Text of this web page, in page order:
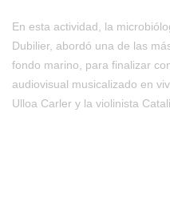
En esta actividad, la
Dubilier, abordó una de las
fondo marino, para finalizar
audiovisual musicalizado en
Ulloa Carler y la violinista